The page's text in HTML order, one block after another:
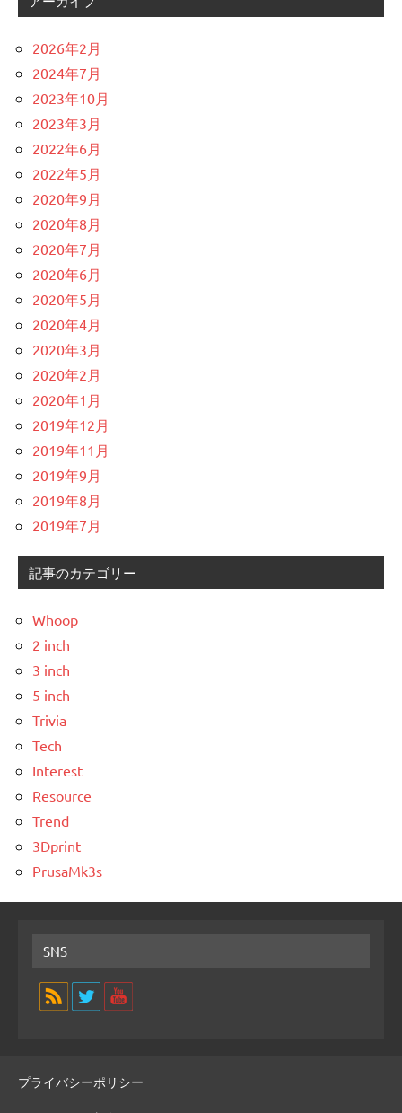
2026年2月
2024年7月
2023年10月
2023年3月
2022年6月
2022年5月
2020年9月
2020年8月
2020年7月
2020年6月
2020年5月
2020年4月
2020年3月
2020年2月
2020年1月
2019年12月
2019年11月
2019年9月
2019年8月
2019年7月
記事のカテゴリー
Whoop
2 inch
3 inch
5 inch
Trivia
Tech
Interest
Resource
Trend
3Dprint
PrusaMk3s
SNS
プライバシーポリシー